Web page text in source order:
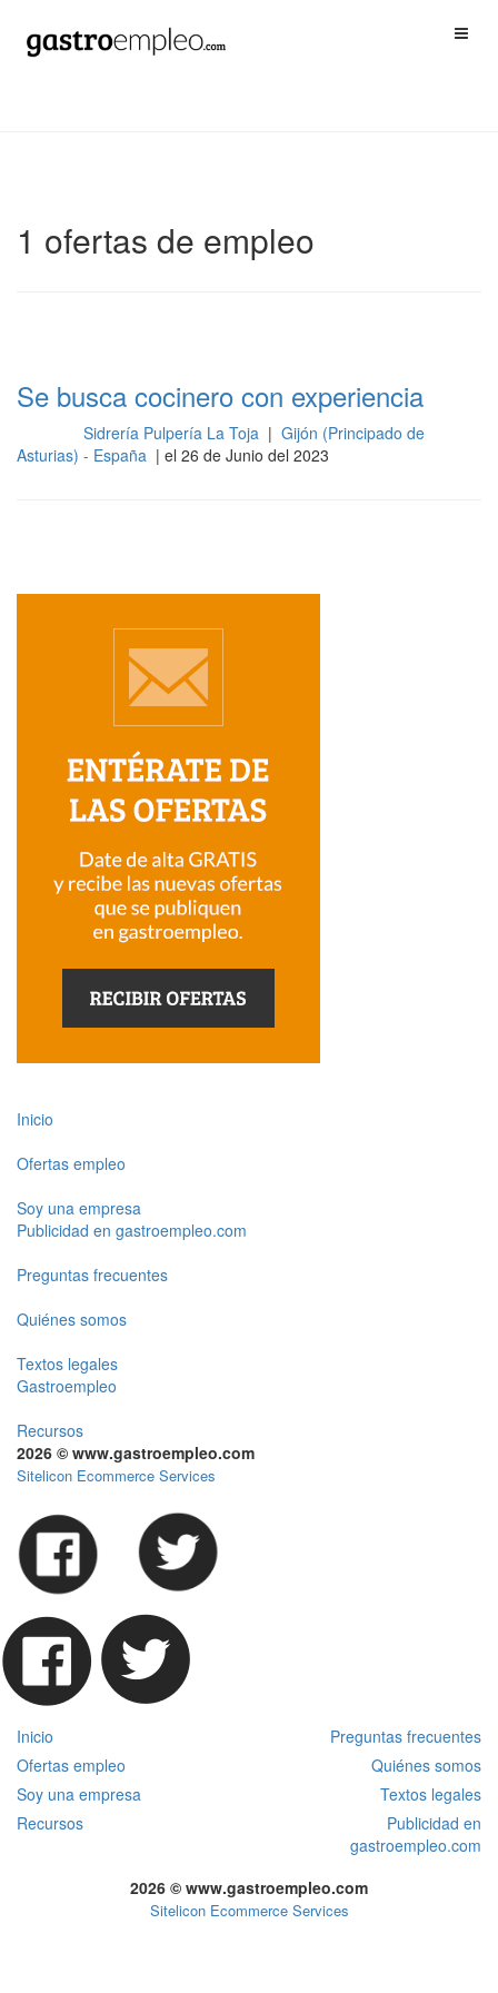
1 ofertas de empleo
Se busca cocinero con experiencia
Sidrería Pulpería La Toja | Gijón (Principado de
Asturias) - España | el 26 de Junio del 2023
Inicio
Ofertas empleo
Soy una empresa
Publicidad en gastroempleo.com
Preguntas frecuentes
Quiénes somos
Textos legales
Gastroempleo
Recursos
2026 © www.gastroempleo.com
Sitelicon Ecommerce Services
Inicio
Preguntas frecuentes
Ofertas empleo
Quiénes somos
Soy una empresa
Textos legales
Recursos
Publicidad en
gastroempleo.com
2026 © www.gastroempleo.com
Sitelicon Ecommerce Services